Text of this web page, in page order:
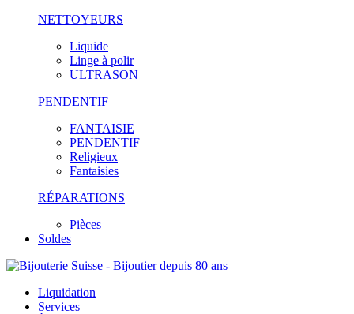
NETTOYEURS
Liquide
Linge à polir
ULTRASON
PENDENTIF
FANTAISIE
PENDENTIF
Religieux
Fantaisies
RÉPARATIONS
Pièces
Soldes
Liquidation
Services